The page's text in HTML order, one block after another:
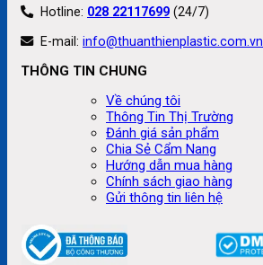
Hotline: 028 22117699 (24/7)
E-mail: info@thuanthienplastic.com.vn
THÔNG TIN CHUNG
Về chúng tôi
Thông Tin Thị Trường
Đánh giá sản phẩm
Chia Sẻ Cẩm Nang
Hướng dẫn mua hàng
Chính sách giao hàng
Gửi thông tin liên hệ